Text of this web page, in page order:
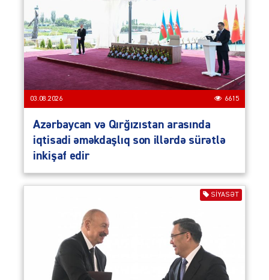
03.08.2026 6615
Azərbaycan və Qırğızıstan arasında
iqtisadi əməkdaşlıq son illərdə sürətlə
inkişaf edir
SIYASƏT